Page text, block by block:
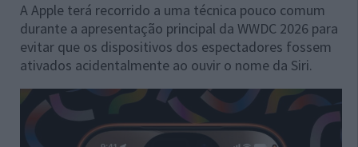
A Apple terá recorrido a uma técnica pouco comum
durante a apresentação principal da WWDC 2026 para
evitar que os dispositivos dos espectadores fossem
ativados acidentalmente ao ouvir o nome da Siri.